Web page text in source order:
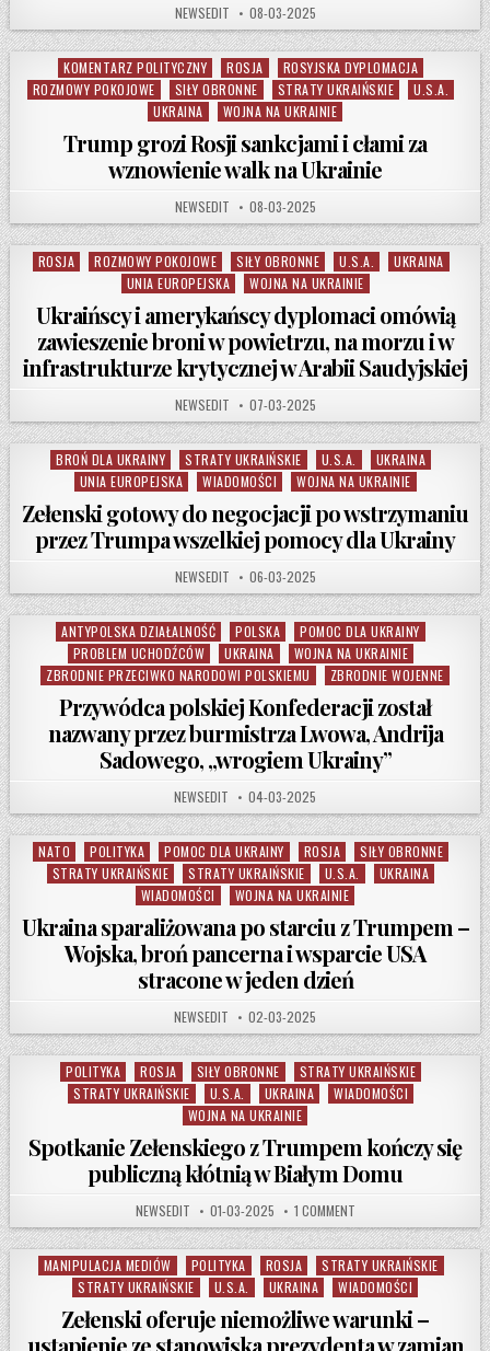
AUTHOR:
NEWSEDIT PUBLISHED DATE:
08-03-2025
Posted in
KOMENTARZ POLITYCZNY ROSJA
ROSYJSKA DYPLOMACJA
ROZMOWY POKOJOWE
SIŁY OBRONNE STRATY UKRAIŃSKIE
U.S.A.
UKRAINA
WOJNA NA UKRAINIE
Trump grozi Rosji sankcjami i cłami za
wznowienie walk na Ukrainie
AUTHOR:
NEWSEDIT PUBLISHED DATE:
08-03-2025
Posted in
ROSJA ROZMOWY POKOJOWE SIŁY OBRONNE U.S.A.
UKRAINA
UNIA EUROPEJSKA
WOJNA NA UKRAINIE
Ukraińscy i amerykańscy dyplomaci omówią
zawieszenie broni w powietrzu, na morzu i w
infrastrukturze krytycznej w Arabii Saudyjskiej
AUTHOR:
NEWSEDIT PUBLISHED DATE:
07-03-2025
Posted in
BROŃ DLA UKRAINY STRATY UKRAIŃSKIE U.S.A.
UKRAINA
UNIA EUROPEJSKA
WIADOMOŚCI WOJNA NA UKRAINIE
Zełenski gotowy do negocjacji po wstrzymaniu
przez Trumpa wszelkiej pomocy dla Ukrainy
AUTHOR:
NEWSEDIT PUBLISHED DATE:
06-03-2025
Posted in
ANTYPOLSKA DZIAŁALNOŚĆ POLSKA
POMOC DLA UKRAINY
PROBLEM UCHODŹCÓW
UKRAINA
WOJNA NA UKRAINIE
ZBRODNIE PRZECIWKO NARODOWI POLSKIEMU
ZBRODNIE WOJENNE
Przywódca polskiej Konfederacji został
nazwany przez burmistrza Lwowa, Andrija
Sadowego, „wrogiem Ukrainy”
AUTHOR:
NEWSEDIT PUBLISHED DATE:
04-03-2025
Posted in
NATO POLITYKA POMOC DLA UKRAINY ROSJA
SIŁY OBRONNE
STRATY UKRAIŃSKIE
STRATY UKRAIŃSKIE U.S.A.
UKRAINA
WIADOMOŚCI
WOJNA NA UKRAINIE
Ukraina sparaliżowana po starciu z Trumpem –
Wojska, broń pancerna i wsparcie USA
stracone w jeden dzień
AUTHOR:
NEWSEDIT PUBLISHED DATE:
02-03-2025
Posted in
POLITYKA ROSJA SIŁY OBRONNE
STRATY UKRAIŃSKIE
STRATY UKRAIŃSKIE
U.S.A. UKRAINA
WIADOMOŚCI
WOJNA NA UKRAINIE
Spotkanie Zełenskiego z Trumpem kończy się
publiczną kłótnią w Białym Domu
AUTHOR:
NEWSEDIT PUBLISHED DATE:
01-03-2025 1 COMMENTON SPOTKANIE
Posted in
MANIPULACJA MEDIÓW POLITYKA ROSJA
STRATY UKRAIŃSKIE
STRATY UKRAIŃSKIE
U.S.A. UKRAINA WIADOMOŚCI
Zełenski oferuje niemożliwe warunki –
ustąpienie ze stanowiska prezydenta w zamian